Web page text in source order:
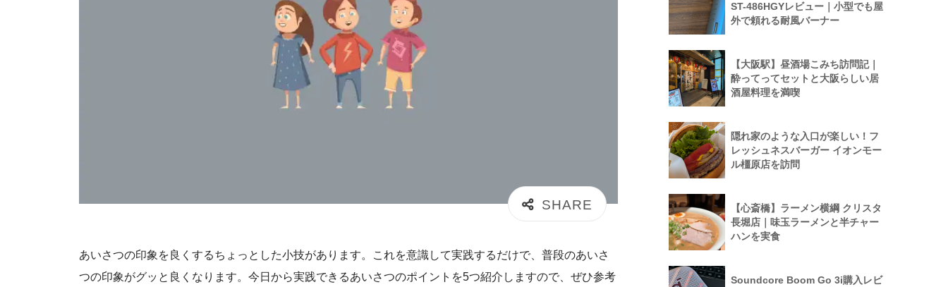
あいさつの印象を良くするちょっとした小技があります。これを意識して実践するだけで、普段のあいさ
つの印象がグッと良くなります。今日から実践できるあいさつのポイントを5つ紹介しますので、ぜひ参考
ST-486HGYレビュー｜小型でも屋
外で頼れる耐風バーナー
【大阪駅】昼酒場こみち訪問記｜
酔ってってセットと大阪らしい居
酒屋料理を満喫
隠れ家のような入口が楽しい！フ
レッシュネスバーガー イオンモー
ル橿原店を訪問
【心斎橋】ラーメン横綱 クリスタ
長堀店｜味玉ラーメンと半チャー
ハンを実食
Soundcore Boom Go 3i購入レビ